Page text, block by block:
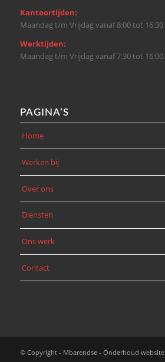
Kantoortijden:
Maandag t/m Vrijdag vanaf 8:00 tot 16:30
Werktijden:
Maandag t/m Vrijdag vanaf 7:30 tot 16:00
PAGINA’S
Home
Werken bij
Over ons
Diensten
Ons werk
Contact
© Copyright - Mbarendse - Onderhoud website